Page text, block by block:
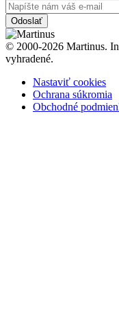
Odoslať
© 2000-2026 Martinus.
vyhradené.
Nastaviť cookies
Ochrana súkromia
Obchodné